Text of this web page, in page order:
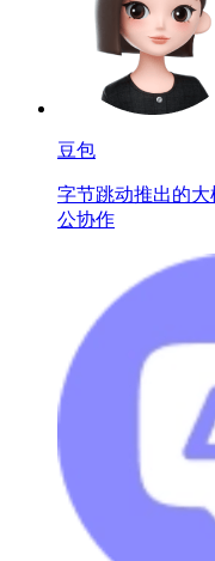
豆包
字节跳动推出的
公协作